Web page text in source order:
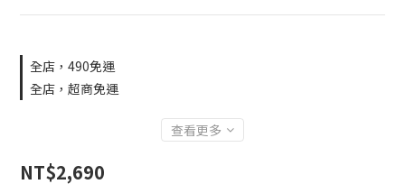
全店，490免運
全店，超商免運
查看更多
NT$2,690